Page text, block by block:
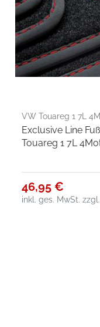
VW Touareg 1 7L
Exclusive Line
Touareg 1 7L
46,95 €
inkl. ges. MwSt.